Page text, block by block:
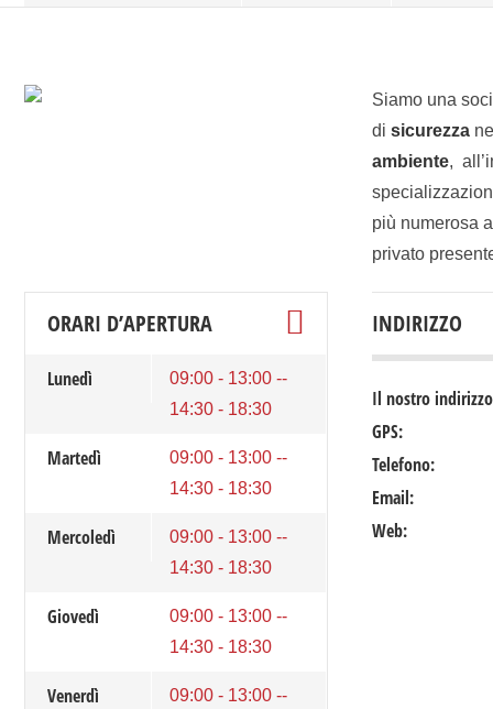
Siamo una
di sicurezza
ambiente,
più numerosa
privato
ORARI D’APERTURA
Lunedì
09:00 - 13:00 --
14:30 - 18:30
Martedì
09:00 - 13:00 --
14:30 - 18:30
Mercoledì
09:00 - 13:00 --
14:30 - 18:30
Giovedì
09:00 - 13:00 --
14:30 - 18:30
Venerdì
09:00 - 13:00 --
INDIRIZZO
Il nostro
GPS:
Telefono:
Email:
Web: